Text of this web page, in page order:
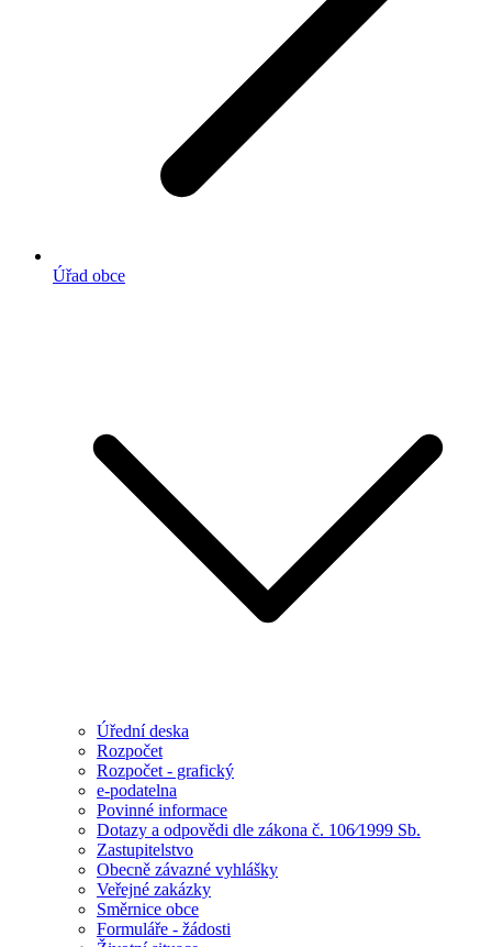
Úřad obce
Úřední deska
Rozpočet
Rozpočet - grafický
e-podatelna
Povinné informace
Dotazy a odpovědi dle zákona č. 106⁄1999 Sb.
Zastupitelstvo
Obecně závazné vyhlášky
Veřejné zakázky
Směrnice obce
Formuláře - žádosti